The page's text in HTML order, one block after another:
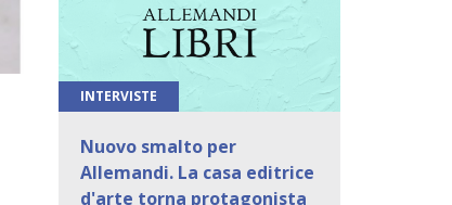
INTERVISTE
Nuovo smalto per
Allemandi. La casa editrice
d'arte torna protagonista